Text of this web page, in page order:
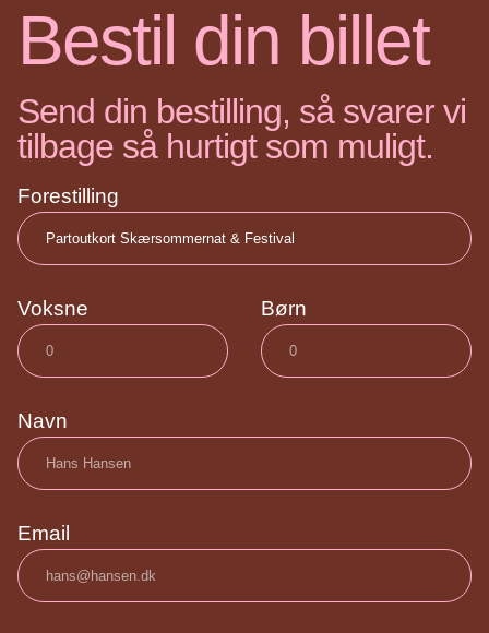
Bestil din billet
Send din bestilling, så svarer vi
tilbage så hurtigt som muligt.
Forestilling
Voksne Børn
Navn
Email